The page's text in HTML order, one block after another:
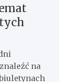
na